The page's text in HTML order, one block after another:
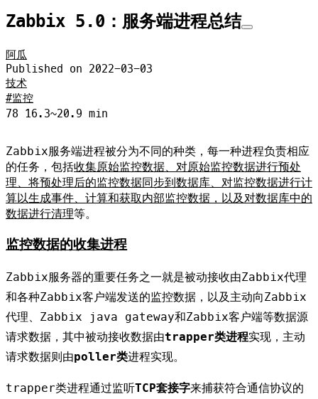
Zabbix 5.0：服务端进程总结
阿瓜
Published on 2022-03-03
技术
监控
78 16.3~20.9 min
Zabbix服务端进程被分为不同的种类，每一种进程负责相应
的任务，包括收集原始监控数据、对原始监控数据进行预处
理、将预处理后的监控数据同步到数据库、对监控数据进行计
算以生成事件、计算和获取内部监控数据，以及对数据库中的
数据进行清理等。
监控数据的收集进程
Zabbix服务器的重要任务之一就是被动接收由Zabbix代理
和各种Zabbix客户端发送的监控数据，以及主动向Zabbix
代理、Zabbix java gateway和Zabbix客户端等数据源
请求数据，其中被动接收数据由trapper类进程实现，主动
请求数据则由poller类进程实现。
trapper类进程通过监听TCP套接字来捕获符合通信协议的